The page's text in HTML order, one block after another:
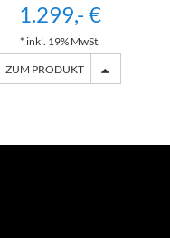
1.299,- €
* inkl. 19% MwSt.
ZUM PRODUKT